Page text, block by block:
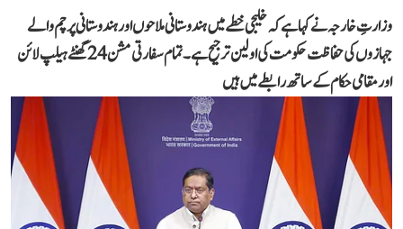
وزارتِ خارجہ نے کہا ہے کہ خلیجی خطے میں ہندوستانی ملاحوں اور ہندوستانی پرچم والے
جہازوں کی حفاظت حکومت کی اولین ترجیح ہے۔ تمام سفارتی مشن 24 گھنٹے ہیلپ لائن
اور مقامی حکام کے ساتھ رابطے میں ہیں